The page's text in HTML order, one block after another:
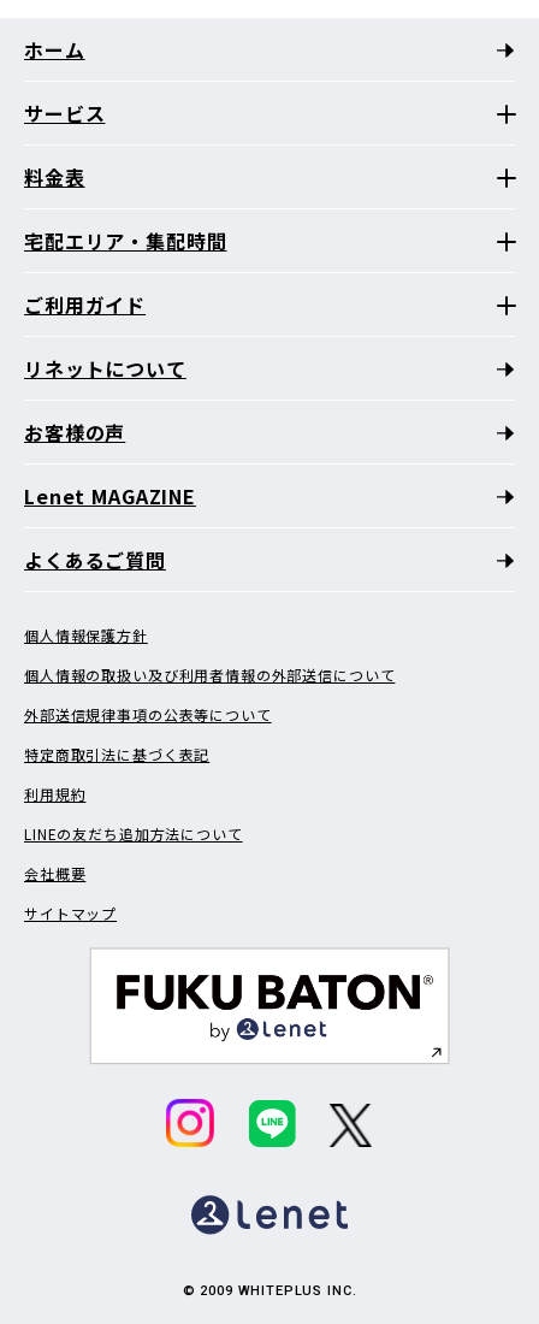
ホーム
サービス
料金表
宅配エリア・集配時間
ご利用ガイド
リネットについて
お客様の声
Lenet MAGAZINE
よくあるご質問
個人情報保護方針
個人情報の取扱い及び利用者情報の外部送信について
外部送信規律事項の公表等について
特定商取引法に基づく表記
利用規約
LINEの友だち追加方法について
会社概要
サイトマップ
© 2009 WHITEPLUS INC.